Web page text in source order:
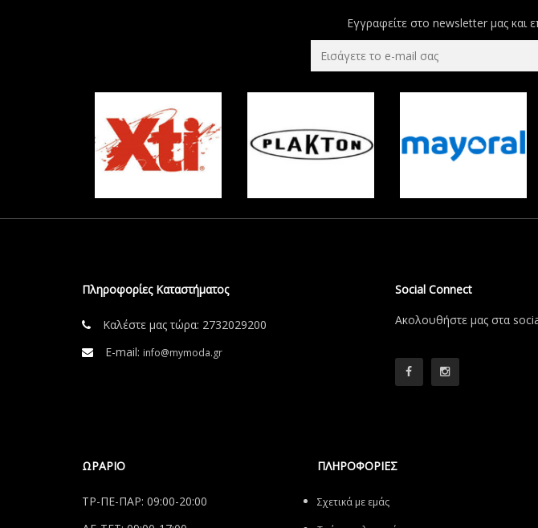
Εγγραφείτε στο newsletter μας και
Πληροφορίες Καταστήματος
Καλέστε μας τώρα: 2732029200
E-mail: info@mymoda.gr
Social Connect
Aκολουθήστε μας στα
ΩΡΑΡΙΟ
ΤΡ-ΠΕ-ΠΑΡ: 09:00-20:00
ΠΛΗΡΟΦΟΡΙΕΣ
Σχετικά με εμάς